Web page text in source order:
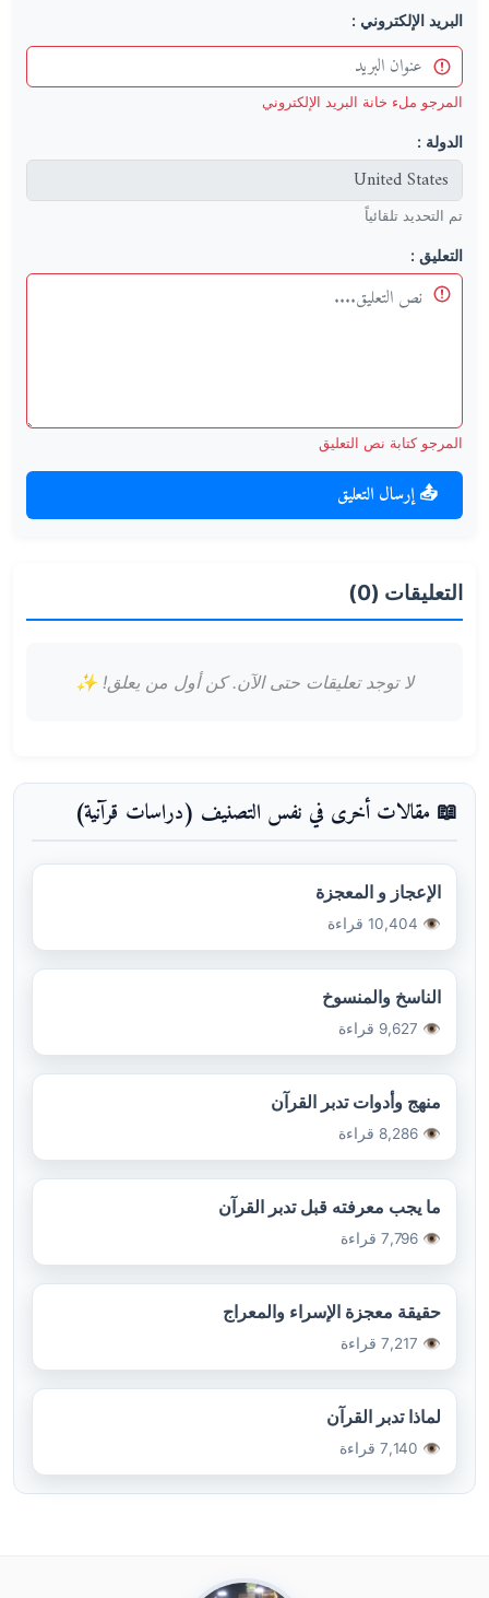
البريد الإلكتروني :
المرجو ملء خانة البريد الإلكتروني
الدولة :
تم التحديد تلقائياً
التعليق :
المرجو كتابة نص التعليق
📤 إرسال التعليق
التعليقات (0)
لا توجد تعليقات حتى الآن. كن أول من يعلق! ✨
📖 مقالات أخرى في نفس التصنيف (دراسات قرآنية)
الإعجاز و المعجزة
👁️ 10,404 قراءة
الناسخ والمنسوخ
👁️ 9,627 قراءة
منهج وأدوات تدبر القرآن
👁️ 8,286 قراءة
ما يجب معرفته قبل تدبر القرآن
👁️ 7,796 قراءة
حقيقة معجزة الإسراء والمعراج
👁️ 7,217 قراءة
لماذا تدبر القرآن
👁️ 7,140 قراءة